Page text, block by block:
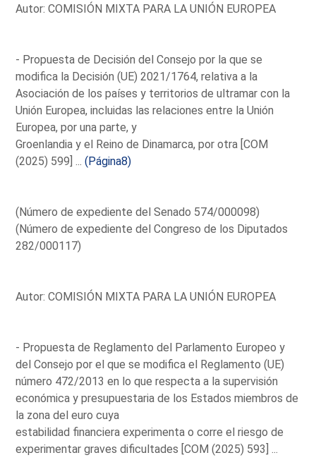
Autor: COMISIÓN MIXTA PARA LA UNIÓN EUROPEA
- Propuesta de Decisión del Consejo por la que se
modifica la Decisión (UE) 2021/1764, relativa a la
Asociación de los países y territorios de ultramar con la
Unión Europea, incluidas las relaciones entre la Unión
Europea, por una parte, y
Groenlandia y el Reino de Dinamarca, por otra [COM
(2025) 599] ...(Página8)
(Número de expediente del Senado 574/000098)
(Número de expediente del Congreso de los Diputados
282/000117)
Autor: COMISIÓN MIXTA PARA LA UNIÓN EUROPEA
- Propuesta de Reglamento del Parlamento Europeo y
del Consejo por el que se modifica el Reglamento (UE)
número 472/2013 en lo que respecta a la supervisión
económica y presupuestaria de los Estados miembros de
la zona del euro cuya
estabilidad financiera experimenta o corre el riesgo de
experimentar graves dificultades [COM (2025) 593] ...